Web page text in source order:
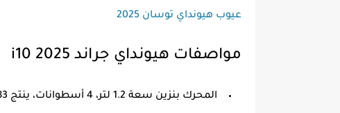
عيوب هيونداي توسان 2025
مواصفات هيونداي جراند i10 2025
المحرك بنزين سعة 1.2 لتر، 4 أسطوانات، ينتج 83 حصانًا و 114 نيوتن.م من عزم الدوران.